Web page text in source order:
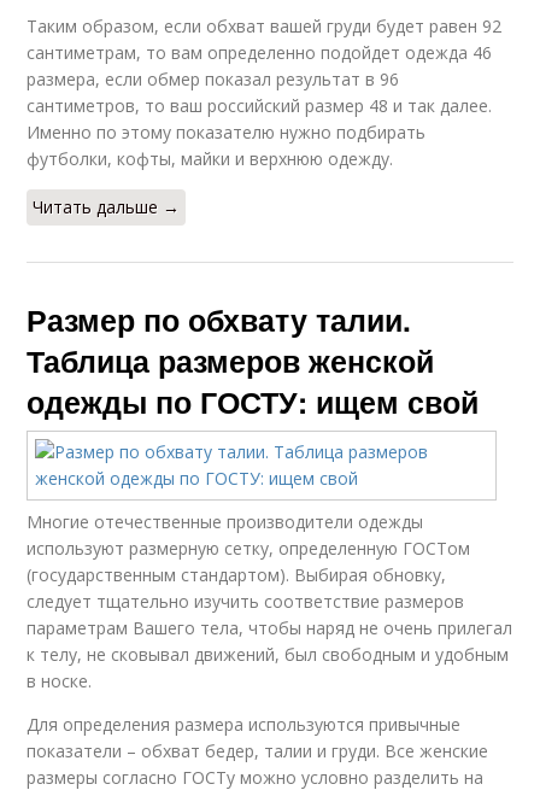
Таким образом, если обхват вашей груди будет равен 92
сантиметрам, то вам определенно подойдет одежда 46
размера, если обмер показал результат в 96
сантиметров, то ваш российский размер 48 и так далее.
Именно по этому показателю нужно подбирать
футболки, кофты, майки и верхнюю одежду.
Читать дальше →
Размер по обхвату талии.
Таблица размеров женской
одежды по ГОСТУ: ищем свой
Многие отечественные производители одежды
используют размерную сетку, определенную ГОСТом
(государственным стандартом). Выбирая обновку,
следует тщательно изучить соответствие размеров
параметрам Вашего тела, чтобы наряд не очень прилегал
к телу, не сковывал движений, был свободным и удобным
в носке.
Для определения размера используются привычные
показатели – обхват бедер, талии и груди. Все женские
размеры согласно ГОСТу можно условно разделить на